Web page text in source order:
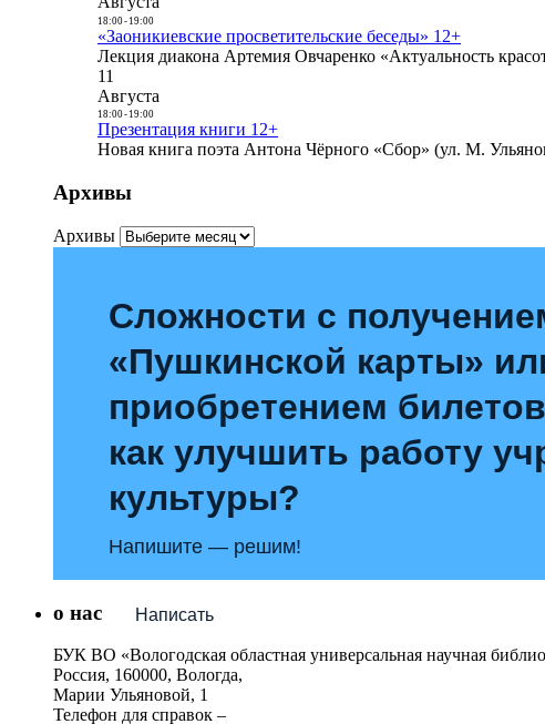
18:00- 19:00
«Заоникиевские просветительские беседы» 12+
Лекция диакона Артемия Овчаренко «Актуальность
11
Августа
18:00- 19:00
Презентация книги 12+
Новая книга поэта Антона Чёрного «Сбор» (ул. М.
Архивы
Архивы
Сложности с
«Пушкинской карты»
приобретением
как улучшить работу
культуры?
Напишите — решим!
Написать
о нас
БУК ВО «Вологодская областная универсальная научная
Россия, 160000, Вологда,
Марии Ульяновой, 1
Телефон для справок –